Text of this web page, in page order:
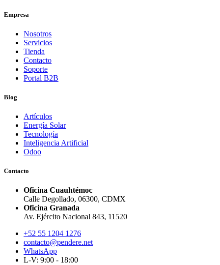
Empresa
Nosotros
Servicios
Tienda
Contacto
Soporte
Portal B2B
Blog
Artículos
Energía Solar
Tecnología
Inteligencia Artificial
Odoo
Contacto
Oficina Cuauhtémoc
Calle Degollado, 06300, CDMX
Oficina Granada
Av. Ejército Nacional 843, 11520
+52 55 1204 1276
contacto@pendere.net
WhatsApp
L-V: 9:00 - 18:00